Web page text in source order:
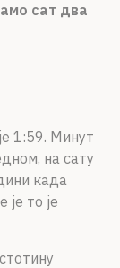
сат два
1:59. Минут
на сату
када
то је